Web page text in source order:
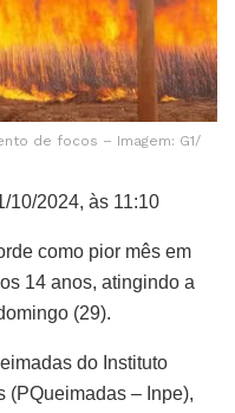
de focos – Imagem: G1/
10/2024, às 11:10
como pior mês em
14 anos, atingindo a
(29).
do Instituto
(PQueimadas – Inpe),